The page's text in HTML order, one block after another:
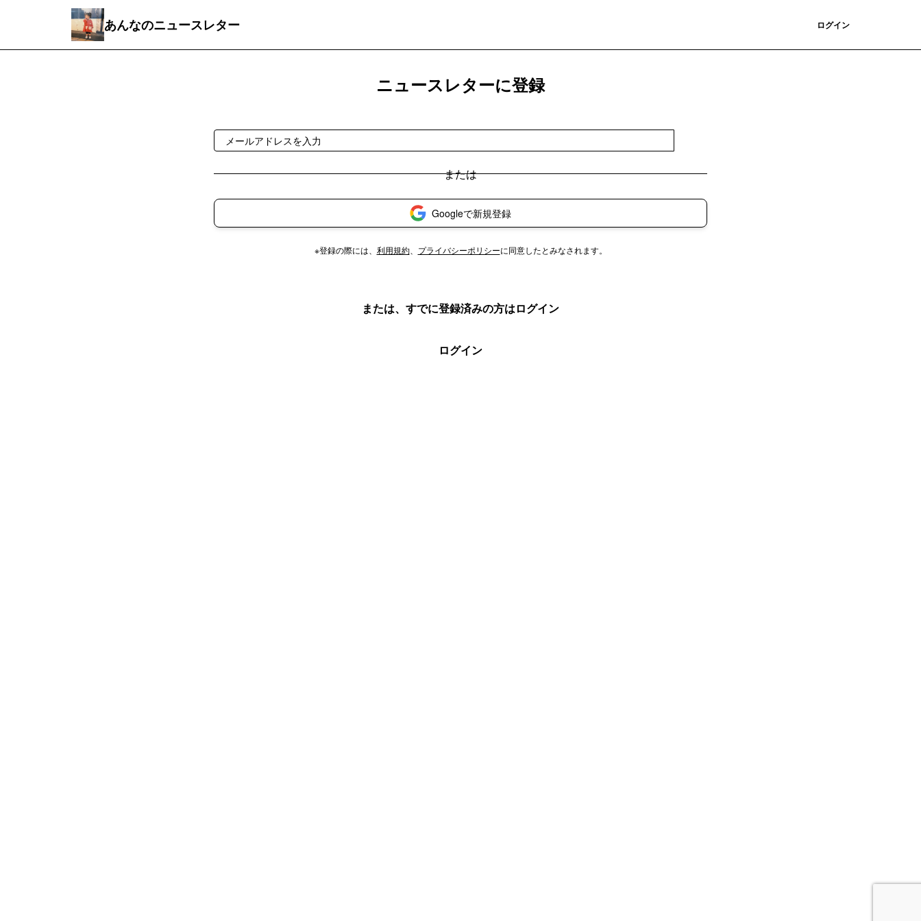
あんなのニュースレター ログイン
ニュースレターに登録
Googleで新規登録
※登録の際には、 利用規約、 プライバシーポリシーに同意したとみなされます。
または、すでに登録済みの方はログイン
ログイン